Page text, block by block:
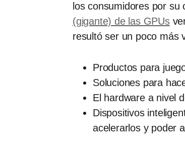
los consumidores por
(gigante) de las GPUs
resultó ser un poco más
Productos para
Soluciones para
El hardware a nivel
Dispositivos
acelerarlos y poder